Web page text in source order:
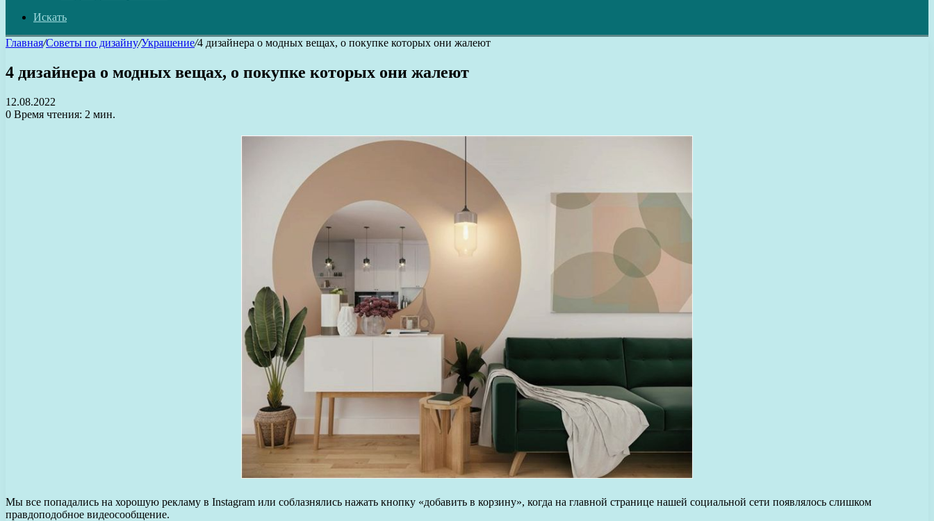
Искать
Главная/Советы по дизайну/Украшение/4 дизайнера о модных вещах, о покупке которых они жалеют
4 дизайнера о модных вещах, о покупке которых они жалеют
12.08.2022
0 Время чтения: 2 мин.
Мы все попадались на хорошую рекламу в Instagram или соблазнялись нажать кнопку «добавить в корзину», когда на главной странице нашей социальной сети появлялось слишком
правдоподобное видеосообщение.